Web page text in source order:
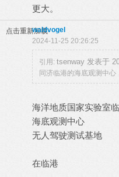
更大。
点击重新加载waldvogel
2024-11-25 20:26:25
引用: tsenway 发表于
同济临港的海底观测中心
海洋地质国家实验室
海底观测中心
无人驾驶测试基地
在临港